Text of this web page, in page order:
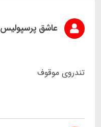
عاشق پرسپولیس
تندروی موقوف